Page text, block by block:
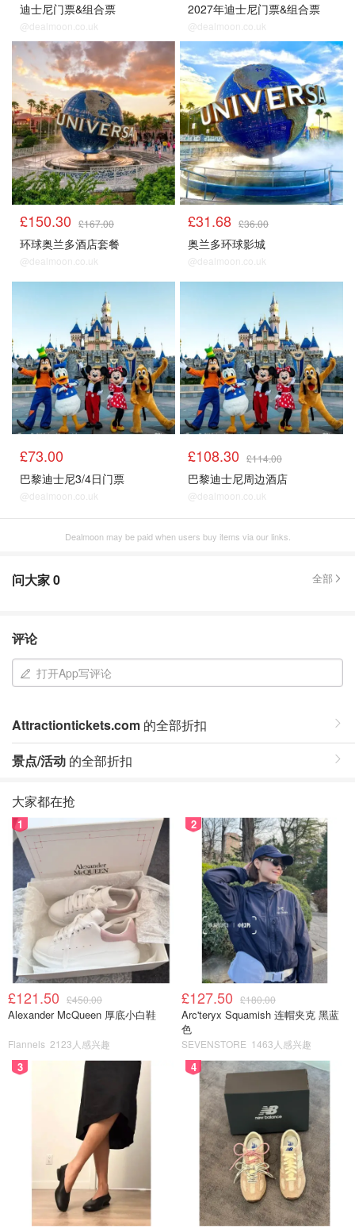
迪士尼门票&组合票
@dealmoon.co.uk
2027年迪士尼门票&组合票
@dealmoon.co.uk
£150.30 £167.00
环球奥兰多酒店套餐
@dealmoon.co.uk
£31.68 £36.00
奥兰多环球影城
@dealmoon.co.uk
£73.00
巴黎迪士尼3/4日门票
@dealmoon.co.uk
£108.30 £114.00
巴黎迪士尼周边酒店
@dealmoon.co.uk
Dealmoon may be paid when users buy items via our links.
问大家0 全部
评论
打开App写评论
Attractiontickets.com 的全部折扣
景点/活动 的全部折扣
大家都在抢
1
£121.50 £450.00
Alexander McQueen 厚底小白鞋
Flannels 2123人感兴趣
2
£127.50 £180.00
Arc'teryx Squamish 连帽夹克 黑蓝
色
SEVENSTORE 1463人感兴趣
3 4